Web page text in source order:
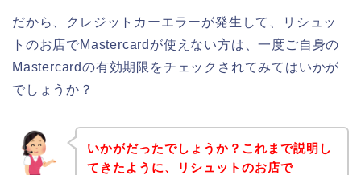
だから、クレジットカーエラーが発生して、リシュッ
トのお店でMastercardが使えない方は、一度ご自身の
Mastercardの有効期限をチェックされてみてはいかが
でしょうか？
いかがだったでしょうか？これまで説明し
てきたように、リシュットのお店で